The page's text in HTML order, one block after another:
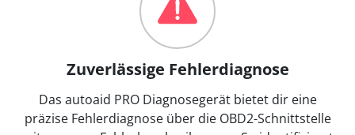
Zuverlässige Fehlerdiagnose
Das autoaid PRO Diagnosegerät bietet dir eine
präzise Fehlerdiagnose über die OBD2-Schnittstelle